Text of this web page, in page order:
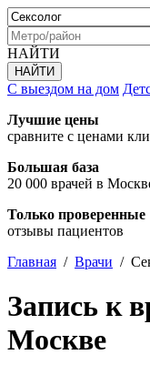
НАЙТИ
С выездом на дом
Лучшие цены
сравните с ценами
Большая база
20 000 врачей в
Только проверенные
отзывы пациентов
Главная / Врачи /
Запись к
Москве